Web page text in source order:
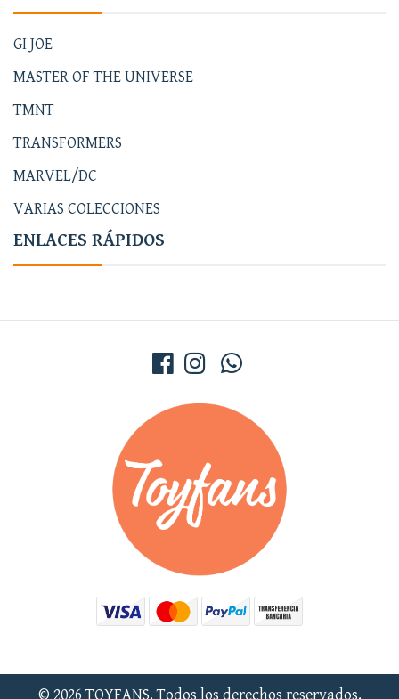
GI JOE
MASTER OF THE UNIVERSE
TMNT
TRANSFORMERS
MARVEL/DC
VARIAS COLECCIONES
ENLACES RÁPIDOS